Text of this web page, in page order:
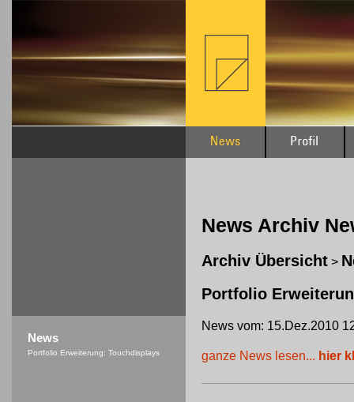
News Archiv
Archiv Übersicht >
Portfolio
News vom: 15.Dez.2010
ganze News lesen... hier
News
Portfolio Erweiterung: Touchdisplays